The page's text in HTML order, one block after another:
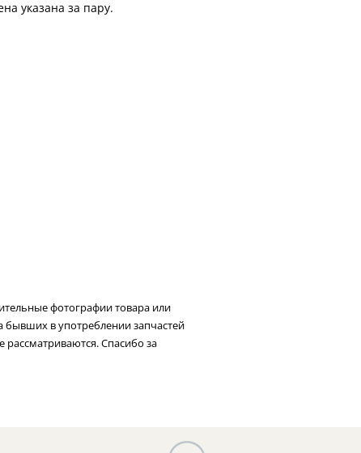
указана за пару.
фотографии товара или
в употреблении запчастей
Спасибо за